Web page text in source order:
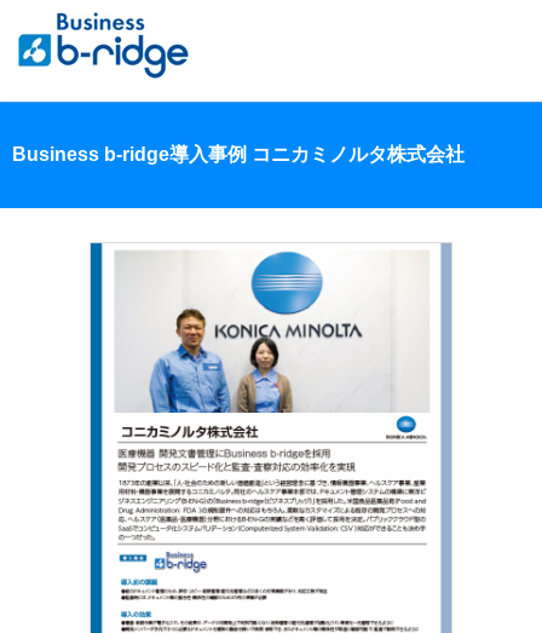
Business b-ridge導入事例 コニカミノルタ株式会社